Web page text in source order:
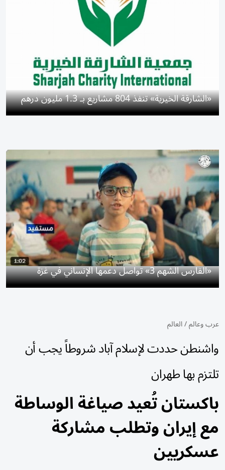
«الشارقة الخيرية» تنفذ 804 مشاريع بـ 1.3 مليون درهم
«الفارس الشهم 3» تواصل دعمها الإنساني في غزة
عرب وعالم/العالم
واشنطن حددت لإسلام آباد شروطاً يجب أن
تلتزم بها طهران
باكستان تُعيد صياغة الوساطة
مع إيران وتطلب مشاركة
عسكريين